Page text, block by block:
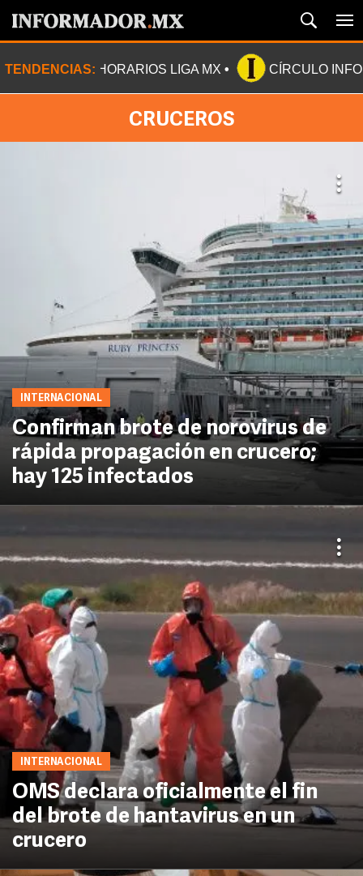
TENDENCIAS: HORARIOS LIGA MX CÍRCULO
CRUCEROS
INTERNACIONAL
Confirman brote de norovirus de
rápida propagación en crucero;
hay 125 infectados
INTERNACIONAL
OMS declara oficialmente el fin
del brote de hantavirus en un
crucero